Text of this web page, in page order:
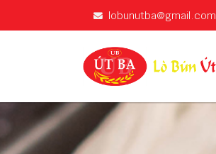
lobunutba@gmail.com